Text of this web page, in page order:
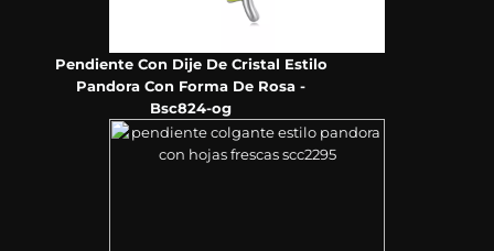
Pendiente Con Dije De Cristal Estilo
Pandora Con Forma De Rosa -
Bsc824-og